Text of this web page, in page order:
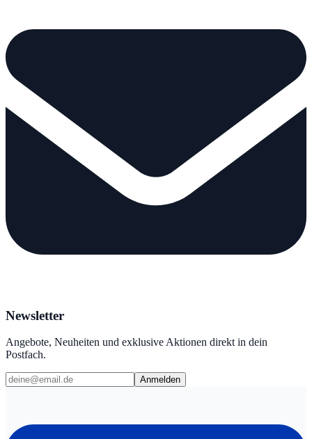
Newsletter
Angebote, Neuheiten und exklusive Aktionen direkt in dein
Postfach.
Anmelden